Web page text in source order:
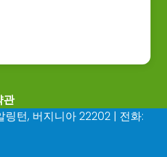
관
링턴, 버지니아 22202 | 전화: